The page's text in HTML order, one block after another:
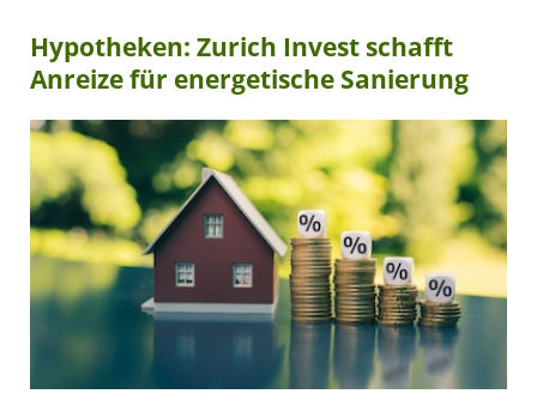
Hypotheken: Zurich Invest schafft
Anreize für energetische Sanierung